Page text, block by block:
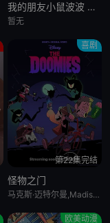
我的朋友小鼠波波 英语版
暂无
喜剧
第22集完结
怪物之门
马克斯·迈特尔曼,Madison Calderon,Noel Gibson,乔恩·贝利,泽赫拉·法扎勒
欧美动漫